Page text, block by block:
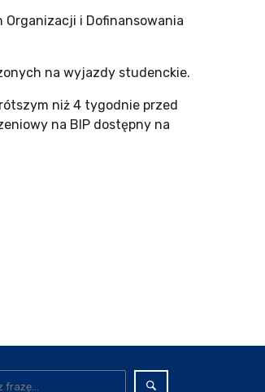
i Dofinansowania
na wyjazdy studenckie.
niż 4 tygodnie przed
na BIP dostępny na